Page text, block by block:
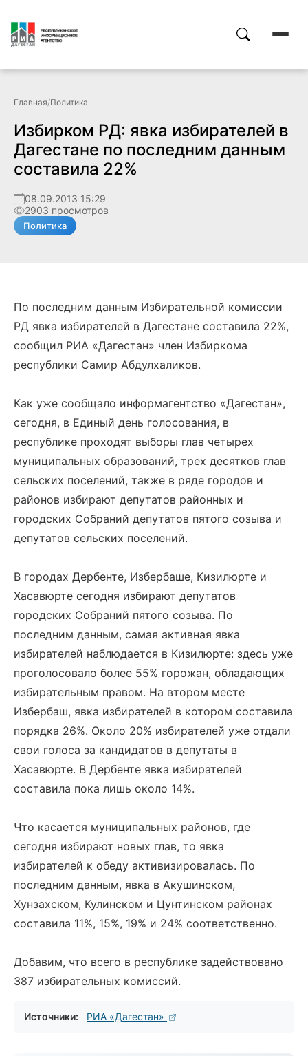
Главная/Политика
Избирком РД: явка избирателей в
Дагестане по последним данным
составила 22%
08.09.2013 15:29
2903 просмотров
Политика
По последним данным Избирательной комиссии
РД явка избирателей в Дагестане составила 22%,
сообщил РИА «Дагестан» член Избиркома
республики Самир Абдулхаликов.
Как уже сообщало информагентство «Дагестан»,
сегодня, в Единый день голосования, в
республике проходят выборы глав четырех
муниципальных образований, трех десятков глав
сельских поселений, также в ряде городов и
районов избирают депутатов районных и
городских Собраний депутатов пятого созыва и
депутатов сельских поселений.
В городах Дербенте, Избербаше, Кизилюрте и
Хасавюрте сегодня избирают депутатов
городских Собраний пятого созыва. По
последним данным, самая активная явка
избирателей наблюдается в Кизилюрте: здесь уже
проголосовало более 55% горожан, обладающих
избирательным правом. На втором месте
Избербаш, явка избирателей в котором составила
порядка 26%. Около 20% избирателей уже отдали
свои голоса за кандидатов в депутаты в
Хасавюрте. В Дербенте явка избирателей
составила пока лишь около 14%.
Что касается муниципальных районов, где
сегодня избирают новых глав, то явка
избирателей к обеду активизировалась. По
последним данным, явка в Акушинском,
Хунзахском, Кулинском и Цунтинском районах
составила 11%, 15%, 19% и 24% соответственно.
Добавим, что всего в республике задействовано
387 избирательных комиссий.
Источники: РИА «Дагестан»